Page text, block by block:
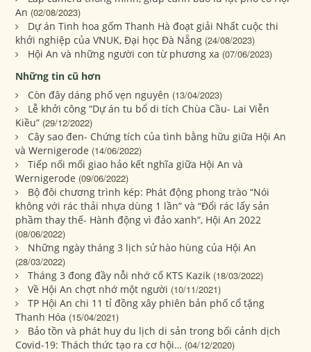
An (02/08/2023)
Dự án Tinh hoa gốm Thanh Hà đoạt giải Nhất cuộc thi
khởi nghiệp của VNUK, Đại học Đà Nẵng (24/08/2023)
Hội An và những người con từ phương xa (07/06/2023)
Những tin cũ hơn
Còn đây dáng phố vẹn nguyên (13/04/2023)
Lễ khởi công “Dự án tu bổ di tích Chùa Cầu- Lai Viễn
Kiều” (29/12/2022)
Cây sao đen- Chứng tích của tình bằng hữu giữa Hội An
và Wernigerode (14/06/2022)
Tiếp nối mối giao hảo kết nghĩa giữa Hội An và
Wernigerode (09/06/2022)
Bộ đôi chương trình kép: Phát động phong trào “Nói
không với rác thải nhựa dùng 1 lần” và “Đổi rác lấy sản
phầm thay thế- Hành động vì đảo xanh”, Hội An 2022
(08/06/2022)
Những ngày tháng 3 lịch sử hào hùng của Hội An
(28/03/2022)
Tháng 3 đong đầy nỗi nhớ cố KTS Kazik (18/03/2022)
Về Hội An chợt nhớ một người (10/11/2021)
TP Hội An chi 11 tỉ đồng xây phiên bản phố cổ tặng
Thanh Hóa (15/04/2021)
Bảo tồn và phát huy du lịch di sản trong bối cảnh dịch
Covid-19: Thách thức tạo ra cơ hội… (04/12/2020)